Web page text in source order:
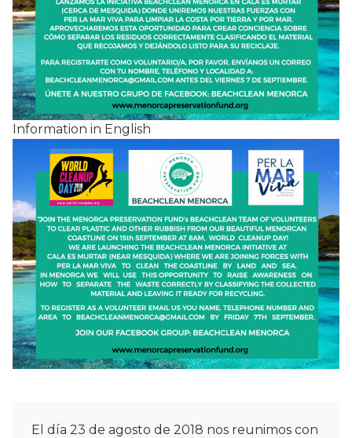
Information in English
El día 23 de agosto de 2018 nos reunimos con